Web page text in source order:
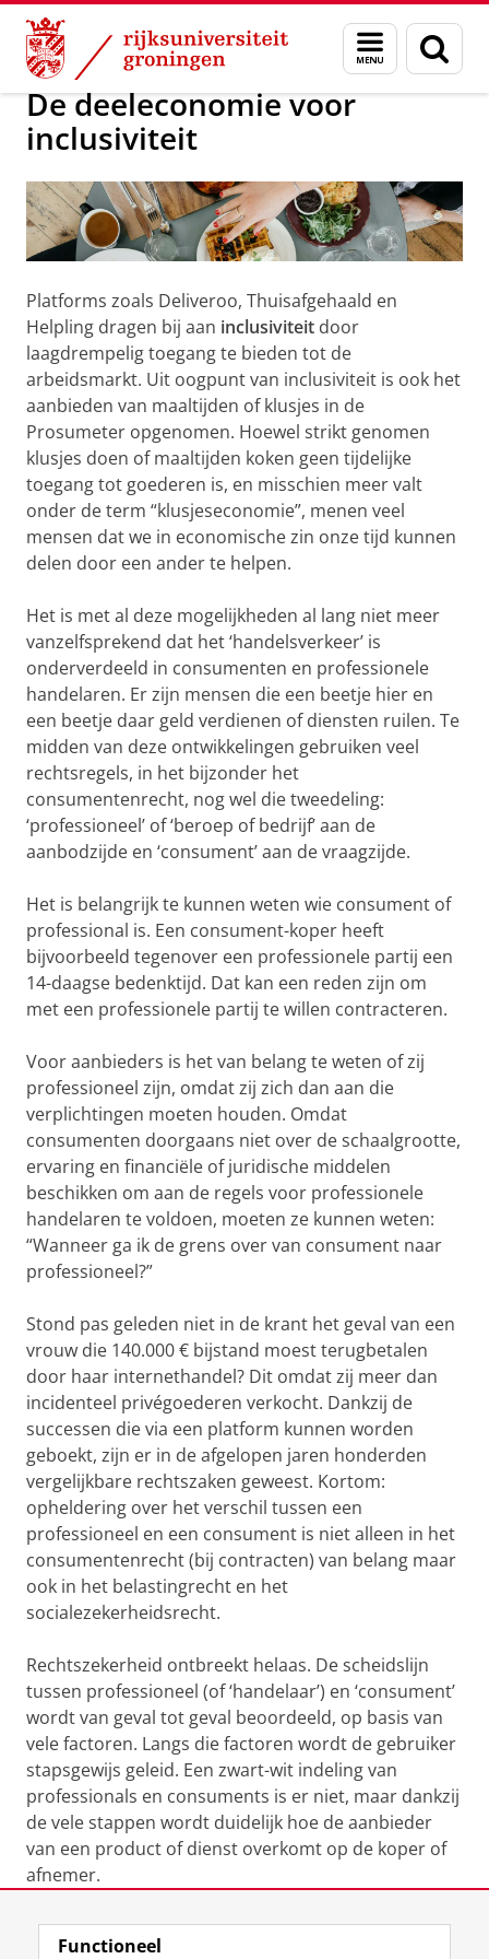
Skip
Content
Skip
Navigation
Menu
en
zoeken
Prosumeter: consument of
De deeleconomie voor
inclusiviteit
Platforms zoals Deliveroo, Thuisafgehaald en
Helpling dragen bij aan inclusiviteit door
laagdrempelig toegang te bieden tot de
arbeidsmarkt. Uit oogpunt van inclusiviteit is ook het
aanbieden van maaltijden of klusjes in de
Prosumeter opgenomen. Hoewel strikt genomen
klusjes doen of maaltijden koken geen tijdelijke
toegang tot goederen is, en misschien meer valt
onder de term “klusjeseconomie”, menen veel
mensen dat we in economische zin onze tijd kunnen
delen door een ander te helpen.
Het is met al deze mogelijkheden al lang niet meer
vanzelfsprekend dat het ‘handelsverkeer’ is
onderverdeeld in consumenten en professionele
handelaren. Er zijn mensen die een beetje hier en
een beetje daar geld verdienen of diensten ruilen. Te
midden van deze ontwikkelingen gebruiken veel
rechtsregels, in het bijzonder het
consumentenrecht, nog wel die tweedeling:
‘professioneel’ of ‘beroep of bedrijf’ aan de
aanbodzijde en ‘consument’ aan de vraagzijde.
Het is belangrijk te kunnen weten wie consument of
professional is. Een consument-koper heeft
bijvoorbeeld tegenover een professionele partij een
14-daagse bedenktijd. Dat kan een reden zijn om
met een professionele partij te willen contracteren.
Voor aanbieders is het van belang te weten of zij
professioneel zijn, omdat zij zich dan aan die
verplichtingen moeten houden. Omdat
consumenten doorgaans niet over de schaalgrootte,
ervaring en financiële of juridische middelen
beschikken om aan de regels voor professionele
handelaren te voldoen, moeten ze kunnen weten:
“Wanneer ga ik de grens over van consument naar
professioneel?”
Stond pas geleden niet in de krant het geval van een
vrouw die 140.000 € bijstand moest terugbetalen
door haar internethandel? Dit omdat zij meer dan
incidenteel privégoederen verkocht. Dankzij de
successen die via een platform kunnen worden
geboekt, zijn er in de afgelopen jaren honderden
vergelijkbare rechtszaken geweest. Kortom:
opheldering over het verschil tussen een
professioneel en een consument is niet alleen in het
consumentenrecht (bij contracten) van belang maar
ook in het belastingrecht en het
socialezekerheidsrecht.
Rechtszekerheid ontbreekt helaas. De scheidslijn
tussen professioneel (of ‘handelaar’) en ‘consument’
wordt van geval tot geval beoordeeld, op basis van
vele factoren. Langs die factoren wordt de gebruiker
stapsgewijs geleid. Een zwart-wit indeling van
professionals en consuments is er niet, maar dankzij
de vele stappen wordt duidelijk hoe de aanbieder
van een product of dienst overkomt op de koper of
afnemer.
Laatst gewijzigd: 20 juni 2019 11:55
Functioneel